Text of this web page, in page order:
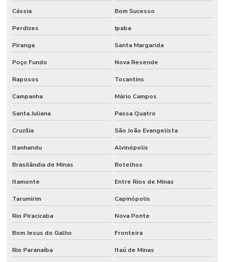
Cássia Bom Sucesso
Perdizes Ipaba
Piranga Santa Margarida
Poço Fundo Nova Resende
Raposos Tocantins
Campanha Mário Campos
Santa Juliana Passa Quatro
Cruzília São João Evangelista
Itanhandu Alvinópolis
Brasilândia de Minas Botelhos
Itamonte Entre Rios de Minas
Tarumirim Capinópolis
Rio Piracicaba Nova Ponte
Bom Jesus do Galho Fronteira
Rio Paranaíba Itaú de Minas